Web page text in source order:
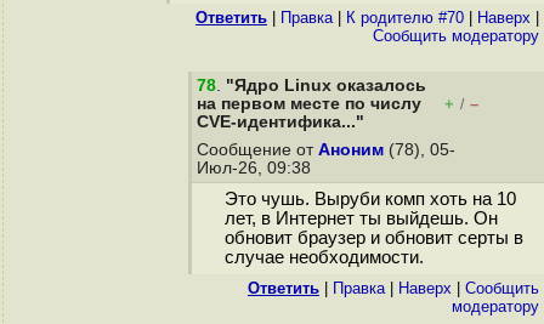
Ответить Правка| К родителю #70 Наверх
Cообщить модератору
78. "Ядро Linux оказалось
на первом месте по числу
CVE-идентифика..."
+ / –
Сообщение от Аноним (78), 05-
Июл-26, 09:38
Это чушь. Выруби комп хоть на 10
лет, в Интернет ты выйдешь. Он
обновит браузер и обновит серты в
случае необходимости.
Ответить Правка| Наверх
Cообщить
модератору